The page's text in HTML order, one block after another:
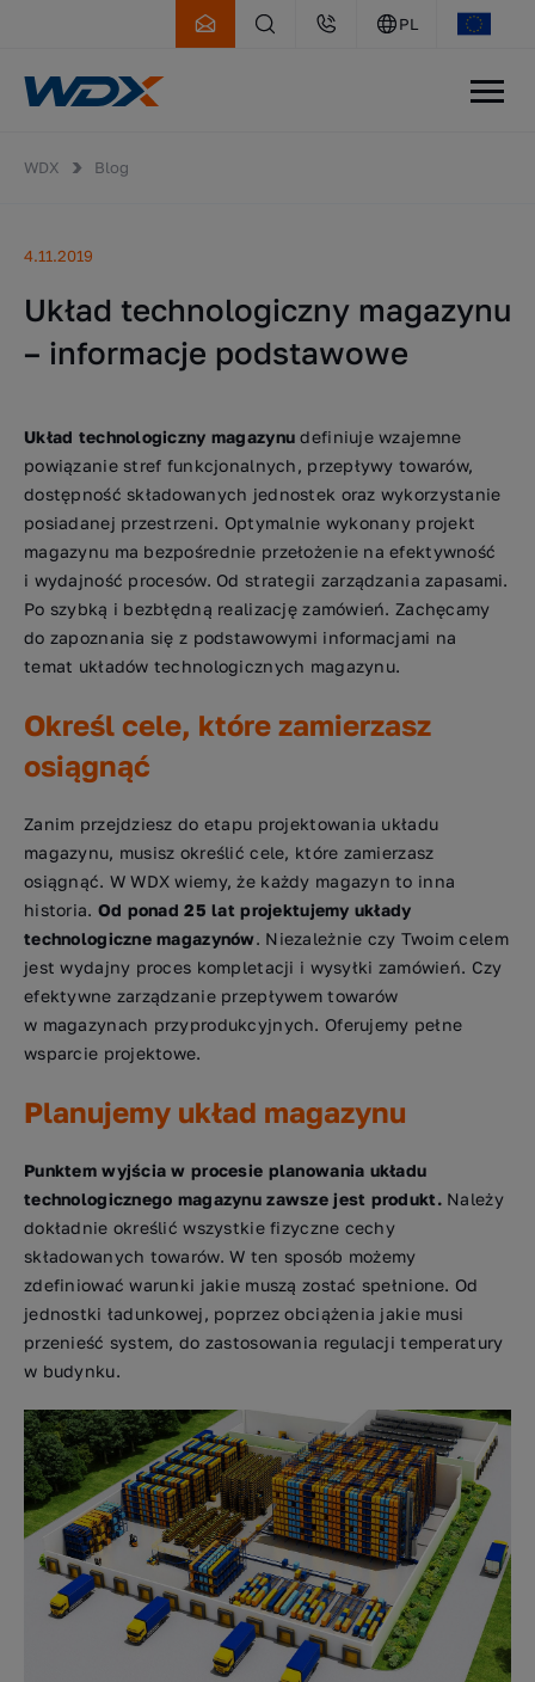
PL
WDX Blog
4.11.2019
Układ technologiczny magazynu
– informacje podstawowe
Układ technologiczny magazynu definiuje wzajemne
powiązanie stref funkcjonalnych, przepływy towarów,
dostępność składowanych jednostek oraz wykorzystanie
posiadanej przestrzeni. Optymalnie wykonany projekt
magazynu ma bezpośrednie przełożenie na efektywność
i wydajność procesów. Od strategii zarządzania zapasami.
Po szybką i bezbłędną realizację zamówień. Zachęcamy
do zapoznania się z podstawowymi informacjami na
temat układów technologicznych magazynu.
Określ cele, które zamierzasz
osiągnąć
Zanim przejdziesz do etapu projektowania układu
magazynu, musisz określić cele, które zamierzasz
osiągnąć. W WDX wiemy, że każdy magazyn to inna
historia. Od ponad 25 lat projektujemy układy
technologiczne magazynów. Niezależnie czy Twoim celem
jest wydajny proces kompletacji i wysyłki zamówień. Czy
efektywne zarządzanie przepływem towarów
w magazynach przyprodukcyjnych. Oferujemy pełne
wsparcie projektowe.
Planujemy układ magazynu
Punktem wyjścia w procesie planowania układu
technologicznego magazynu zawsze jest produkt.Należy
dokładnie określić wszystkie fizyczne cechy
składowanych towarów. W ten sposób możemy
zdefiniować warunki jakie muszą zostać spełnione. Od
jednostki ładunkowej, poprzez obciążenia jakie musi
przenieść system, do zastosowania regulacji temperatury
w budynku.